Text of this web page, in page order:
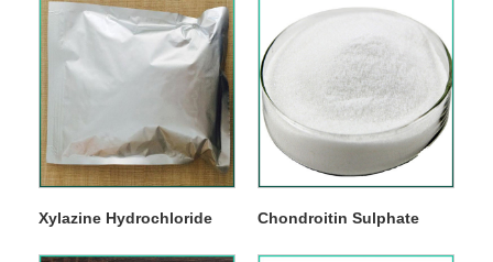
Xylazine Hydrochloride Chondroitin Sulphate